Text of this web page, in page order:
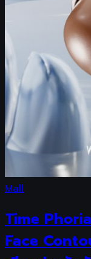
Mall
Time
Face